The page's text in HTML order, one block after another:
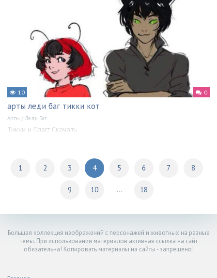
10 0
арты леди баг тикки кот
Арты / Леди Баг
Тикки и Плагг Скачать
1 2 3 4 5 6 7 8
9 10 ... 18
Большая коллекция изображений с персонажей и животных на разные
темы. При использовании материалов активная ссылка на сайт
обязательна! Копировать материалы на сайты - запрещено!